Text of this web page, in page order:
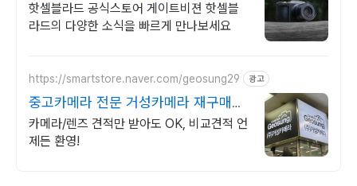
핫셀블라드 공식스토어 게이트비젼 핫셀블
라드의 다양한 소식을 빠르게 만나보세요
https://smartstore.naver.com/geosung29 광고
중고카메라 전문 거성카메라 재구매율
높은 매장!
카메라/렌즈 견적만 받아도 OK, 비교견적 언
제든 환영!